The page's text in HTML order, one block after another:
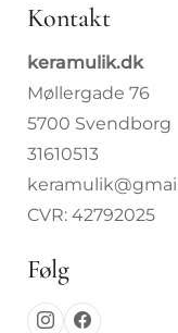
Kontakt
keramulik.dk
Møllergade 76
5700 Svendborg
31610513
CVR: 42792025
Følg